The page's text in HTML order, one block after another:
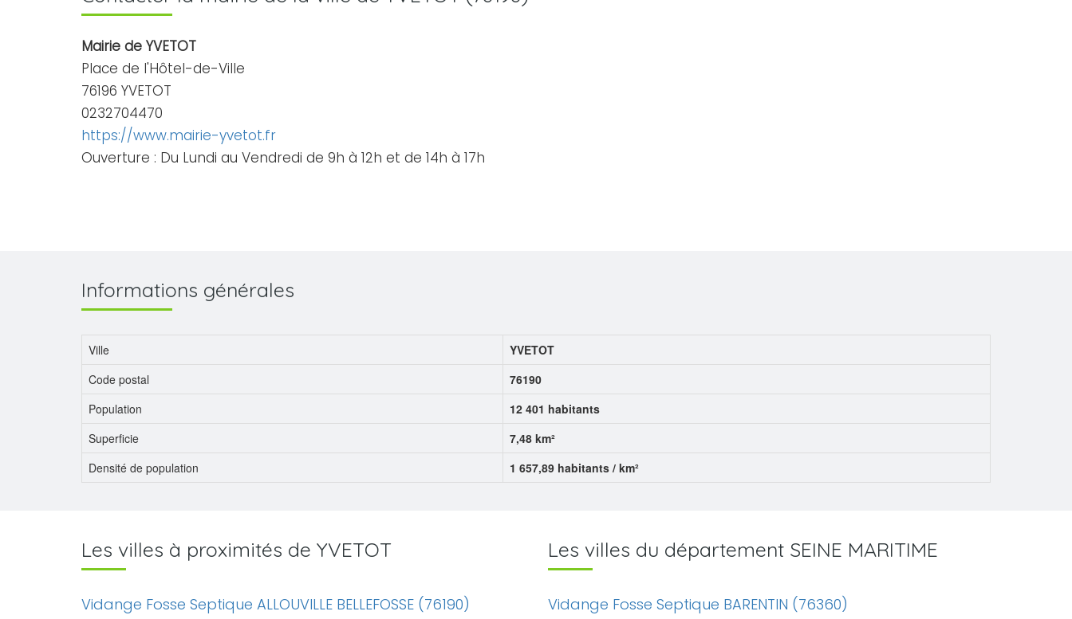
Mairie de YVETOT
Place de l'Hôtel-de-Ville
76196 YVETOT
0232704470
https://www.mairie-yvetot.fr
Ouverture : Du Lundi au Vendredi de 9h à 12h et de 14h à 17h
Informations générales
Ville
YVETOT
Code postal
76190
Population
12 401 habitants
Superficie
7,48 km²
Densité de population
1 657,89 habitants / km²
Les villes à proximités de YVETOT
Vidange Fosse Septique ALLOUVILLE BELLEFOSSE (76190)
Les villes du département SEINE MARITIME
Vidange Fosse Septique BARENTIN (76360)